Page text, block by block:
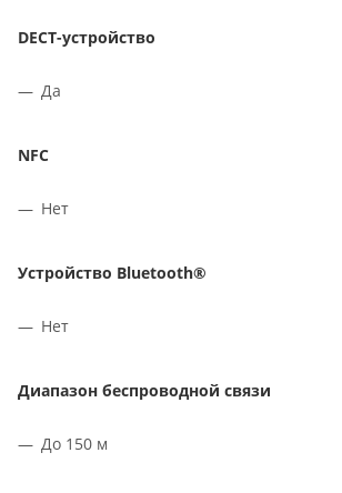
DECT-устройство
Да
NFC
Нет
Устройство Bluetooth®
Нет
Диапазон беспроводной связи
До 150 м